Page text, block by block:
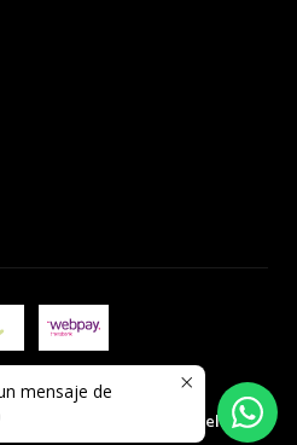
lapiceras y accesorios.
Desarrollado por Jumpseller.
mensaje de